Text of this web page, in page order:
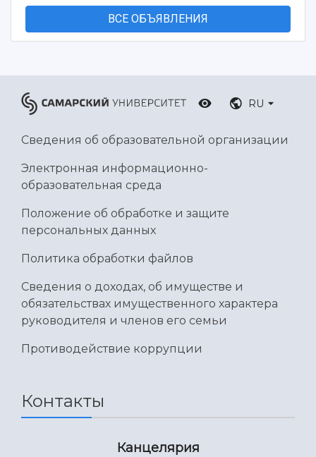
ВСЕ ОБЪЯВЛЕНИЯ
RU
Сведения об образовательной организации
Электронная информационно-
образовательная среда
Положение об обработке и защите
персональных данных
Политика обработки файлов
Сведения о доходах, об имуществе и
обязательствах имущественного характера
руководителя и членов его семьи
Противодействие коррупции
Контакты
Канцелярия